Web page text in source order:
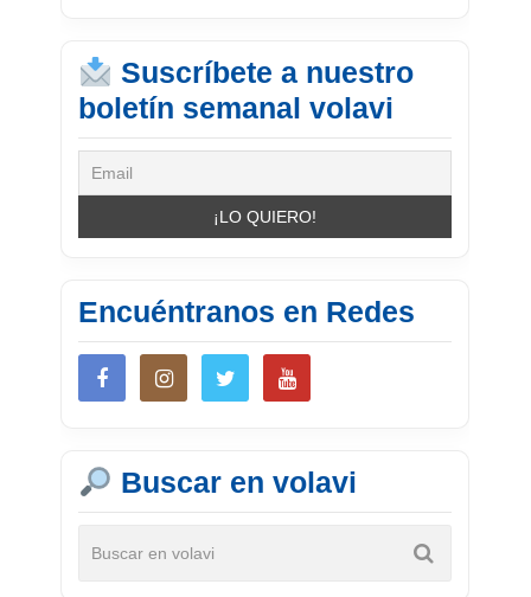
Suscríbete a nuestro
boletín semanal volavi
Encuéntranos en Redes
Buscar en volavi